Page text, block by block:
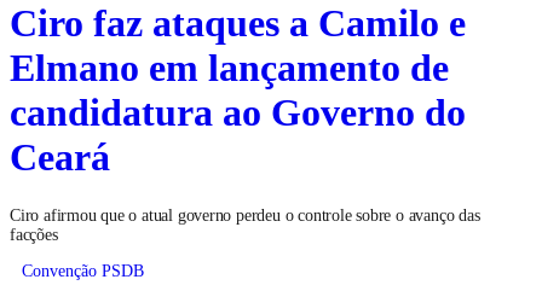
Ciro faz ataques a Camilo e
Elmano em lançamento de
candidatura ao Governo do
Ceará
Ciro afirmou que o atual governo perdeu o controle sobre o avanço das
facções
Convenção PSDB